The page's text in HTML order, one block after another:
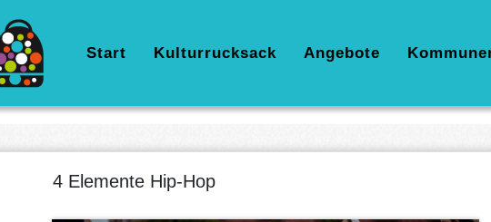
Hauptnavigation
Start Kulturrucksack Angebote
4 Elemente Hip-Hop